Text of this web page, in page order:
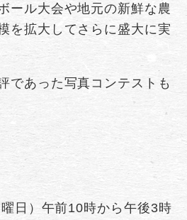
ール大会や地元の新鮮な農
を拡大してさらに盛大に実
であった写真コンテストも
日）午前10時から午後3時